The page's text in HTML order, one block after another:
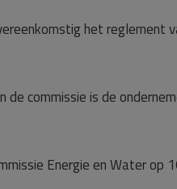
het reglement
commissie is de
Energie en Water op